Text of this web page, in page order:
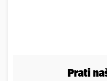
Prati